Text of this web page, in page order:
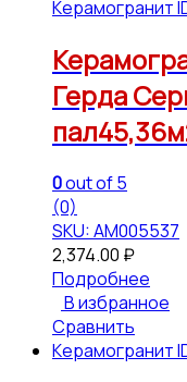
Керамогранит
Герда
0out of 5
(0)
SKU: АМ005537
2,374.00 ₽
Подробнее
В избранное
Сравнить
Керамогранит